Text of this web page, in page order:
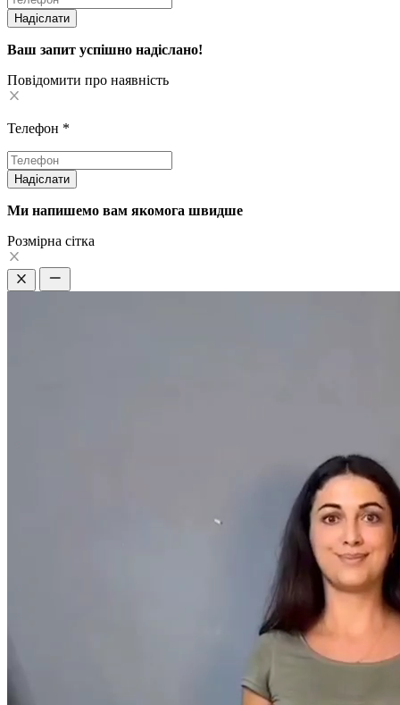
Надіслати
Ваш запит успішно надіслано!
Повідомити про наявність
Телефон *
Надіслати
Ми напишемо вам якомога швидше
Pозмірна сітка